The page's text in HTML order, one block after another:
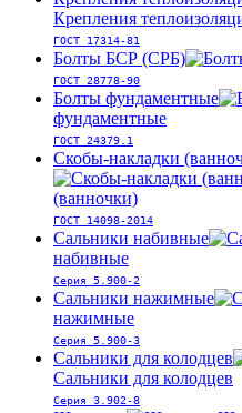
Крепления
ГОСТ 17314-81
Болты БСР (СРБ)
ГОСТ 28778-90
Болты фундаментные
фундаментные
ГОСТ 24379.1
Скобы-накладки
(ванночки)
ГОСТ 14098-2014
Сальники набивные
набивные
Серия 5.900-2
Сальники нажимные
нажимные
Серия 5.900-3
Сальники для колодцев
Сальники для колодцев
Серия 3.902-8